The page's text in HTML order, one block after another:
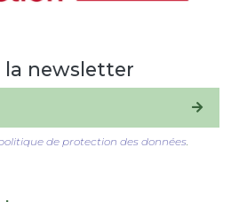
la newsletter
de protection des données